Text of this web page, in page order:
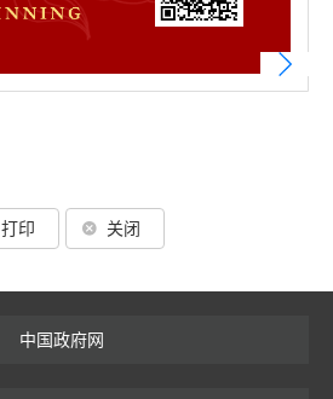
打印 关闭
中国政府网